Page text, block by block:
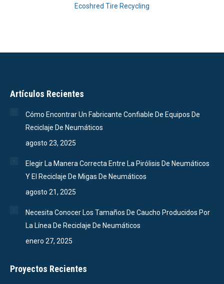
Ecoshred Tire Recycling
Artículos Recientes
Cómo Encontrar Un Fabricante Confiable De Equipos De
Reciclaje De Neumáticos
agosto 23, 2025
Elegir La Manera Correcta Entre La Pirólisis De Neumáticos
Y El Reciclaje De Migas De Neumáticos
agosto 21, 2025
Necesita Conocer Los Tamaños De Caucho Producidos Por
La Línea De Reciclaje De Neumáticos
enero 27, 2025
Proyectos Recientes